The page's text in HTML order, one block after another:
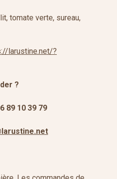
tomate verte, sureau,
larustine.net/?
?
89 10 39 79